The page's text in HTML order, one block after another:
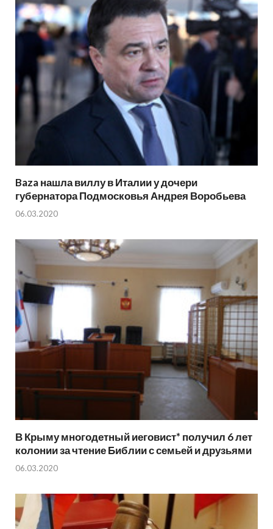
Baza нашла виллу в Италии у дочери
губернатора Подмосковья Андрея Воробьева
06.03.2020
В Крыму многодетный иеговист* получил 6 лет
колонии за чтение Библии с семьей и друзьями
06.03.2020